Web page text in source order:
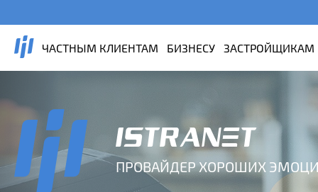
ЧАСТНЫМ КЛИЕНТАМ БИЗНЕСУ ЗАСТРОЙЩИКАМ
ПРОВАЙДЕР ХОРОШИХ